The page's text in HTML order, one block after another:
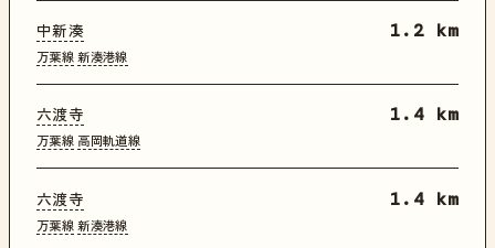
中新湊
万葉線 新湊港線
1.2 km
六渡寺
万葉線 高岡軌道線
1.4 km
六渡寺
万葉線 新湊港線
1.4 km